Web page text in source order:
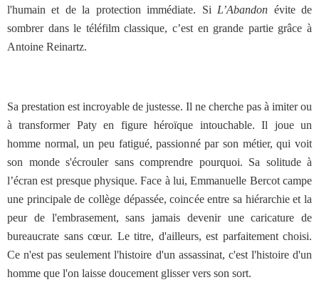
l'humain et de la protection immédiate. Si L’Abandon évite de
sombrer dans le téléfilm classique, c’est en grande partie grâce à
Antoine Reinartz.
Sa prestation est incroyable de justesse. Il ne cherche pas à imiter ou
à transformer Paty en figure héroïque intouchable. Il joue un
homme normal, un peu fatigué, passionné par son métier, qui voit
son monde s'écrouler sans comprendre pourquoi. Sa solitude à
l’écran est presque physique. Face à lui, Emmanuelle Bercot campe
une principale de collège dépassée, coincée entre sa hiérarchie et la
peur de l'embrasement, sans jamais devenir une caricature de
bureaucrate sans cœur. Le titre, d'ailleurs, est parfaitement choisi.
Ce n'est pas seulement l'histoire d'un assassinat, c'est l'histoire d'un
homme que l'on laisse doucement glisser vers son sort.